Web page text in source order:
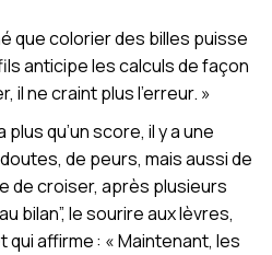
que colorier des billes puisse
anticipe les calculs de façon
il ne craint plus l’erreur. »
qu’un score, il y a une
de peurs, mais aussi de
de croiser, après plusieurs
bilan”, le sourire aux lèvres,
affirme : « Maintenant, les